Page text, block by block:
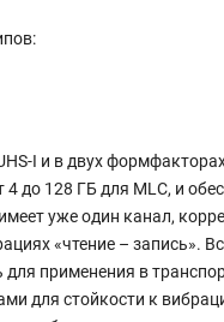
I и в двух
до 128 ГБ для MLC, и
уже один канал,
«чтение –
применения в
для стойкости к